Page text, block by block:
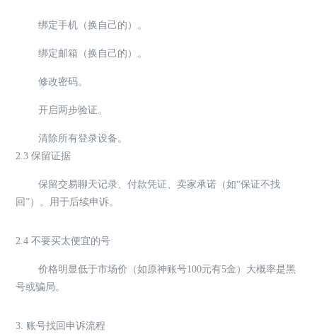
绑定手机（换自己的）。
绑定邮箱（换自己的）。
修改密码。
开启两步验证。
清除所有登录设备。
2.3 保留证据
保留交易聊天记录、付款凭证、卖家承诺（如“保证不找
回”）。用于后续申诉。
2.4 不要买太便宜的号
价格明显低于市场价（如原神账号100元有5金）大概率是黑
号或骗局。
3. 账号找回申诉流程